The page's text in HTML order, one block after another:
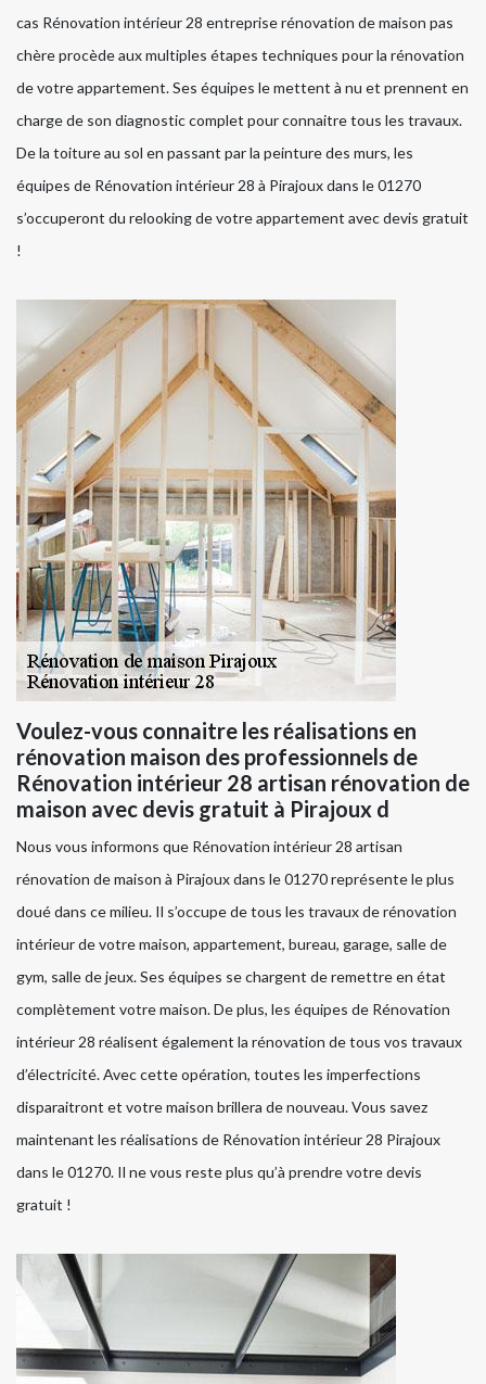
cas Rénovation intérieur 28 entreprise rénovation de maison pas
chère procède aux multiples étapes techniques pour la rénovation
de votre appartement. Ses équipes le mettent à nu et prennent en
charge de son diagnostic complet pour connaitre tous les travaux.
De la toiture au sol en passant par la peinture des murs, les
équipes de Rénovation intérieur 28 à Pirajoux dans le 01270
s’occuperont du relooking de votre appartement avec devis gratuit
!
Voulez-vous connaitre les réalisations en
rénovation maison des professionnels de
Rénovation intérieur 28 artisan rénovation de
maison avec devis gratuit à Pirajoux d
Nous vous informons que Rénovation intérieur 28 artisan
rénovation de maison à Pirajoux dans le 01270 représente le plus
doué dans ce milieu. Il s’occupe de tous les travaux de rénovation
intérieur de votre maison, appartement, bureau, garage, salle de
gym, salle de jeux. Ses équipes se chargent de remettre en état
complètement votre maison. De plus, les équipes de Rénovation
intérieur 28 réalisent également la rénovation de tous vos travaux
d’électricité. Avec cette opération, toutes les imperfections
disparaitront et votre maison brillera de nouveau. Vous savez
maintenant les réalisations de Rénovation intérieur 28 Pirajoux
dans le 01270. Il ne vous reste plus qu’à prendre votre devis
gratuit !